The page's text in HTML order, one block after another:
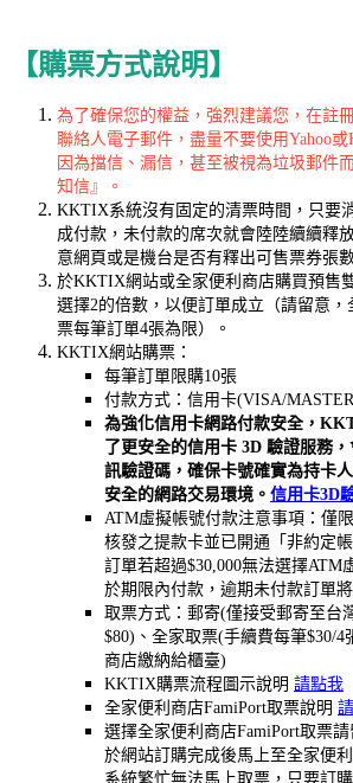
【購票方式說明】
為了確保您的權益，強烈建議您，在註
聯絡人電子郵件，盡量不要使用Yahoo
因為擋信、漏信，甚至被視為垃圾郵件
知信』。
KKTIX系統沒有固定的清票時間，只要
成付款，未付款的席次就會陸陸續續釋
意網頁或是機台是否有釋出可售票券張數
於KKTIX網站或全家便利商店購買預售
選擇2的倍數，以便訂單成立（請留意
票每筆訂單4張為限）。
KKTIX網站購票：
每筆訂單限購10張
付款方式：信用卡(VISA/
為強化信用卡網路付款安全，
了更安全的信用卡 3D 驗證服務
訊驗證碼，確保卡號確實為持卡
安全的網路交易環境。 信用卡3D
ATM虛擬帳號付款注意事項：僅
核發之提款卡並已開通「非約定
訂單若超過$30,000無法選擇ATM
於期限內付款，逾期未付款訂單
取票方式：郵寄(僅接受郵寄至台
$80)、全家取票(手續費每筆$30/4
商店繳納給櫃臺)
KKTIX購票流程圖示說明 請點我
全家便利商店FamiPort取票說明
選擇全家便利商店FamiPort取票
於網站訂購完成後馬上至全家便
系統繁忙無法馬上取票，只要訂